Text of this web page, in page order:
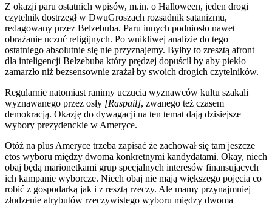
Z okazji paru ostatnich wpisów, m.in. o Halloween, jeden drogi
czytelnik dostrzegł w DwuGroszach rozsadnik satanizmu,
redagowany przez Belzebuba. Paru innych podniosło nawet
obrażanie uczuć religijnych. Po wnikliwej analizie do tego
ostatniego absolutnie się nie przyznajemy. Byłby to zresztą afront
dla inteligencji Belzebuba który prędzej dopuścił by aby piekło
zamarzło niż bezsensownie zrażał by swoich drogich czytelników.
Regularnie natomiast ranimy uczucia wyznawców kultu szakali
wyznawanego przez osły [Raspail], zwanego też czasem
demokracją. Okazję do dywagacji na ten temat dają dzisiejsze
wybory prezydenckie w Ameryce.
Otóż na plus Ameryce trzeba zapisać że zachował się tam jeszcze
etos wyboru między dwoma konkretnymi kandydatami. Okay, niech
obaj będą marionetkami grup specjalnych interesów finansujących
ich kampanie wyborcze. Niech obaj nie mają większego pojęcia co
robić z gospodarką jak i z resztą rzeczy. Ale mamy przynajmniej
złudzenie atrybutów rzeczywistego wyboru między dwoma